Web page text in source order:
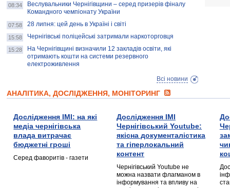
08:34
Веслувальники Чернігівщини – серед призерів фіналу
Командного чемпіонату України
07:58 28 липня: цей день в Україні і світі
15:58 Чернігівські поліцейські затримали наркоторговця
15:28
На Чернігівщині визначили 12 закладів освіти, які
отримають кошти на системи резервного
електроживлення
Всі новини
АНАЛІТИКА, ДОСЛІДЖЕННЯ, МОНІТОРИНГ
Дослідження ІМІ: на які
медіа чернігівська
влада витрачає
бюджетні гроші
Серед фаворитів - газети
Дослідження ІМІ
Чернігівський Youtube:
якісна документалістика
та гіперлокальний
контент
Чернігівський Youtube не
можна назвати флагманом в
інформування та впливу на